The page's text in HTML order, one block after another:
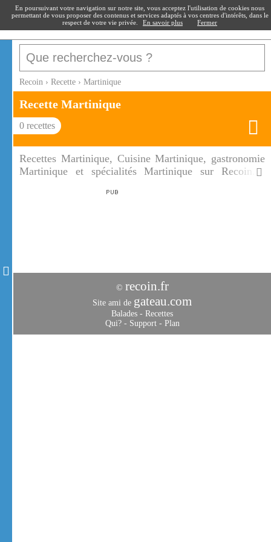
recoin.fr
Recoin › Recette › Martinique
Recette Martinique
0 recettes
Recettes Martinique, Cuisine Martinique, gastronomie
Martinique et spécialités Martinique sur Recoin.fr.
de France. Au fil des siècles, la cuisine martiniquaise
cocktails, les punchs, le rhum et l'eau de Coco.
© recoin.fr
Site ami de gateau.com
Balades - Recettes
Qui?- Support- Plan
En poursuivant votre navigation sur notre site, vous acceptez l'utilisation de cookies nous
permettant de vous proposer des contenus et services adaptés à vos centres d'intérêts, dans le
respect de votre vie privée.
En savoir plus Fermer